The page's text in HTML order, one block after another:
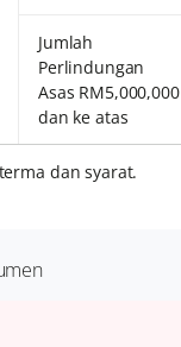
Jumlah
Perlindungan
Asas RM5,000,000
dan ke atas
dan syarat.